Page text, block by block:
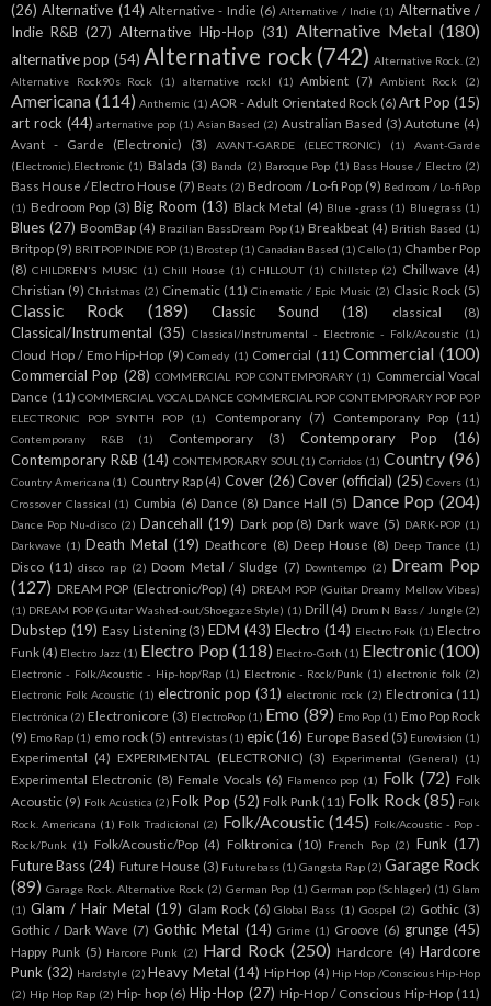
(26) Alternative (14) Alternative - Indie (6) Alternative / Indie (1) Alternative /
Indie R&B (27) Alternative Hip-Hop (31) Alternative Metal (180)
alternative pop (54) Alternative rock (742) Alternative Rock. (2)
Alternative Rock90s Rock
(1) alternative rockl (1) Ambient (7) Ambient Rock (2)
Americana (114) Anthemic (1) AOR - Adult Orientated Rock (6) Art Pop (15)
art rock (44) arternative pop (1) Asian Based (2) Australian Based (3) Autotune (4)
Avant - Garde (Electronic)
(3) AVANT-GARDE (ELECTRONIC) (1)
Avant-Garde
(Electronic).Electronic (1) Balada (3) Banda (2) Baroque Pop (1) Bass House / Electro (2)
Bass House / Electro House (7) Beats (2) Bedroom / Lo-fi Pop (9) Bedroom / Lo-fiPop
(1) Bedroom Pop (3) Big Room (13) Black Metal (4) Blue -grass (1) Bluegrass (1)
Blues (27) BoomBap (4) Brazilian BassDream Pop (1) Breakbeat (4) British Based (1)
Britpop (9) BRITPOP INDIE POP (1) Brostep (1) Canadian Based (1) Cello (1) Chamber Pop
(8) CHILDREN'S MUSIC (1) Chill House (1) CHILLOUT (1) Chillstep (2) Chillwave (4)
Christian (9) Christmas (2) Cinematic (11) Cinematic / Epic Music (2) Clasic Rock (5)
Classic Rock (189) Classic Sound (18) classical (8)
Classical/Instrumental (35) Classical/Instrumental - Electronic - Folk/Acoustic (1)
Cloud Hop / Emo Hip-Hop (9) Comedy (1) Comercial (11) Commercial (100)
Commercial Pop (28) COMMERCIAL POP CONTEMPORARY (1) Commercial Vocal
Dance (11) COMMERCIAL VOCAL DANCE COMMERCIAL POP CONTEMPORARY POP POP
ELECTRONIC POP SYNTH POP
(1) Contemporany (7) Contemporany Pop (11)
Contemporany R&B (1) Contemporary (3) Contemporary Pop
(16)
Contemporary R&B (14) CONTEMPORARY SOUL (1) Corridos (1) Country (96)
Country Americana (1) Country Rap (4) Cover (26) Cover (official) (25) Covers (1)
Crossover Classical (1) Cumbia (6) Dance (8) Dance Hall (5) Dance Pop (204)
Dance Pop Nu-disco (2) Dancehall (19) Dark pop (8) Dark wave (5) DARK-POP (1)
Darkwave (1) Death Metal (19) Deathcore (8) Deep House (8) Deep Trance (1)
Disco (11) disco rap (2) Doom Metal / Sludge (7) Downtempo (2) Dream Pop
(127) DREAM POP (Electronic/Pop) (4) DREAM POP (Guitar Dreamy Mellow Vibes)
(1) DREAM POP (Guitar Washed-out/Shoegaze Style) (1) Drill (4) Drum N Bass / Jungle (2)
Dubstep (19) Easy Listening (3) EDM (43) Electro (14) Electro Folk (1) Electro
Funk (4) Electro Jazz (1) Electro Pop (118) Electro-Goth (1) Electronic(100)
Electronic - Folk/Acoustic - Hip-hop/Rap (1) Electronic - Rock/Punk (1) electronic folk (2)
Electronic Folk Acoustic (1) electronic pop (31) electronic rock (2) Electronica (11)
Electrónica (2) Electronicore (3) ElectroPop (1) Emo (89) Emo Pop (1) Emo Pop Rock
(9) Emo Rap (1) emo rock (5) entrevistas (1) epic (16) Europe Based (5) Eurovision (1)
Experimental (4) EXPERIMENTAL (ELECTRONIC) (3) Experimental (General) (1)
Experimental Electronic (8) Female Vocals (6) Flamenco pop (1) Folk (72) Folk
Acoustic (9) Folk Acústica (2) Folk Pop (52) Folk Punk (11) Folk Rock (85) Folk
Rock. Americana (1) Folk Tradicional (2) Folk/Acoustic (145) Folk/Acoustic - Pop -
Rock/Punk (1) Folk/Acoustic/Pop (4) Folktronica (10) French Pop (2) Funk (17)
Future Bass (24) Future House (3) Futurebass (1) Gangsta Rap (2) Garage Rock
(89) Garage Rock. Alternative Rock (2) German Pop (1) German pop (Schlager) (1) Glam
(1) Glam / Hair Metal (19) Glam Rock (6) Global Bass (1) Gospel (2) Gothic (3)
Gothic / Dark Wave (7) Gothic Metal (14) Grime (1) Groove (6) grunge (45)
Happy Punk (5) Harcore Punk (2) Hard Rock (250) Hardcore (4) Hardcore
Punk (32) Hardstyle (2) Heavy Metal (14) Hip Hop (4) Hip Hop /Conscious Hip-Hop
(2) Hip Hop Rap (2) Hip- hop (6) Hip-Hop (27) Hip-Hop / Conscious Hip-Hop (11)